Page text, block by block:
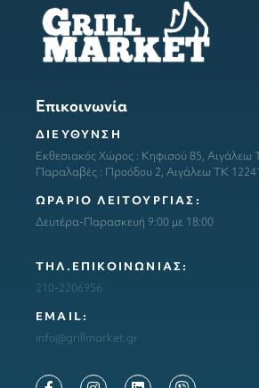
Επικοινωνία
ΔΙΕΥΘΥΝΣΗ
Εκθεσιακός Χώρος : Κηφισού 85, Αιγάλεω
Παραλαβές : Προόδου 2, Αιγάλεω ΤΚ
ΩΡΑΡΙΟ ΛΕΙΤΟΥΡΓΙΑΣ:
Δευτέρα-Παρασκευή 9:00 με 18:00
ΤΗΛ.ΕΠΙΚΟΙΝΩΝΙΑΣ:
210-2206956
ΕΜΑΙL:
info@grillmarket.gr